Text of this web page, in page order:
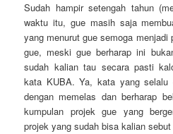
Sudah hampir setengah tahun
waktu itu, gue masih saja
yang menurut gue semoga menjadi
gue, meski gue berharap ini
sudah kalian tau secara pasti
kata KUBA. Ya, kata yang selalu
dengan memelas dan berharap
kumpulan projek gue yang
projek yang sudah bisa kalian